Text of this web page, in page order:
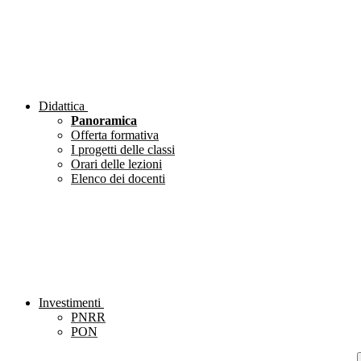
Didattica
Panoramica
Offerta formativa
I progetti delle classi
Orari delle lezioni
Elenco dei docenti
Investimenti
PNRR
PON